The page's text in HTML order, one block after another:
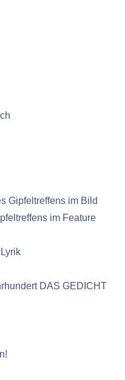
Gipfeltreffens im Bild
im Feature
DAS GEDICHT